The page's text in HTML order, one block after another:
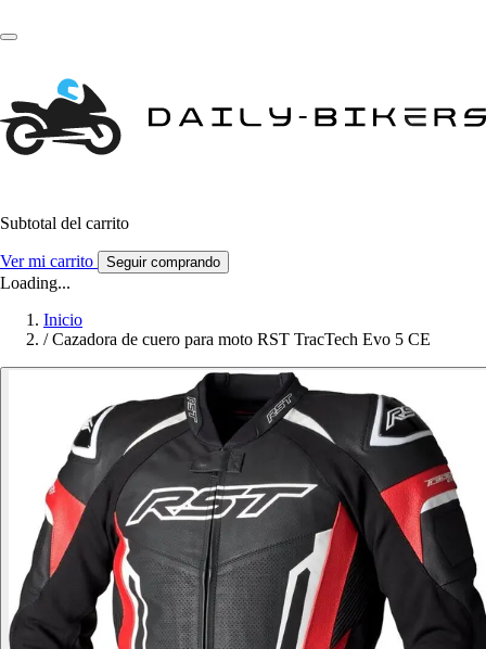
Subtotal del carrito
Ver mi carrito Seguir comprando
Loading...
Inicio
/ Cazadora de cuero para moto RST TracTech Evo 5 CE